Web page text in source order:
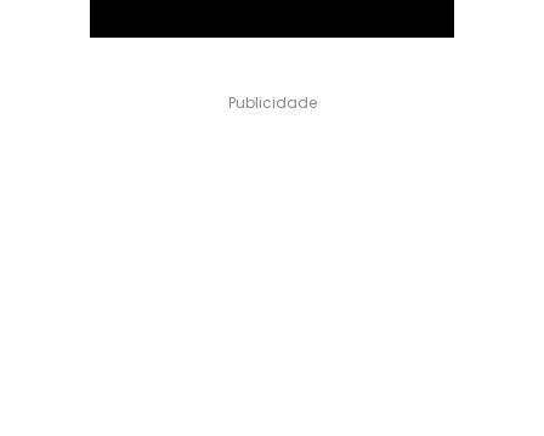
Publicidade